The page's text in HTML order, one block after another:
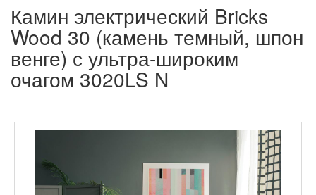
Камин электрический Bricks
Wood 30 (камень темный, шпон
венге) с ультра-широким
очагом 3020LS N